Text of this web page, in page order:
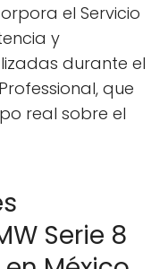
el Servicio
y
durante el
que
real sobre el
Serie 8